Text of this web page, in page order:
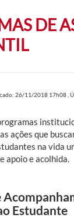
DE
26/11/2018 17h08
ações que
na vida
apoio e acolhida.
Estudante